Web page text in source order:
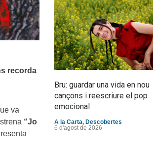
recorda
va
“Jo
Bèrnia i El
la calor
“L’ESTIU”
Novetats
5 de juny de
Bru: guardar una vida en nou
cançons i reescriure el pop
emocional
A la Carta, Descobertes
6 d'agost de 2026